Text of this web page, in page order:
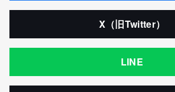
X（旧Twitter）
LINE